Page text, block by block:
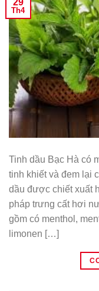
Th4
Tinh dầu Bạc Hà có
tinh khiết và đem lại
dầu được chiết xuất
pháp trưng cất hơi
gồm có menthol,
limonen […]